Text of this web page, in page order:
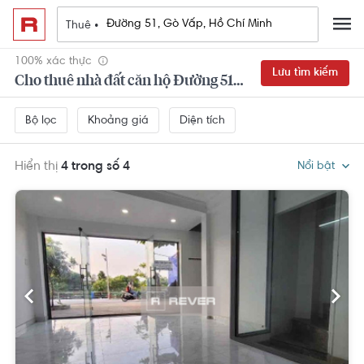
Thuê •
100% xác thực
Cho thuê nhà đất căn hộ Đường 51, Gò Vấp, Hồ Chí Minh
Lưu tìm kiếm
Bộ lọc Khoảng giá Diện tích
Hiển thị 4 trong số 4 Nổi bật